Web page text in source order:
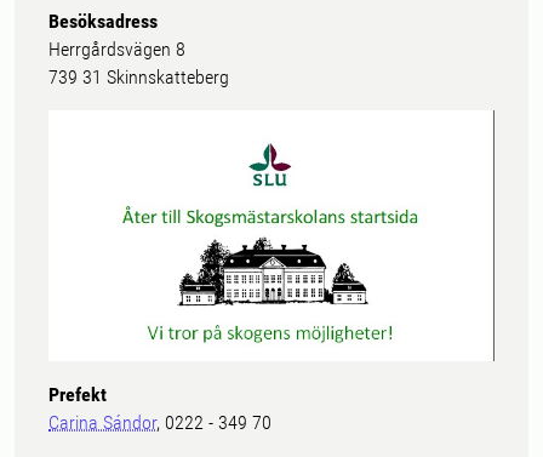
Besöksadress
Herrgårdsvägen 8
739 31 Skinnskatteberg
Prefekt
Carina Sándor, 0222 - 349 70